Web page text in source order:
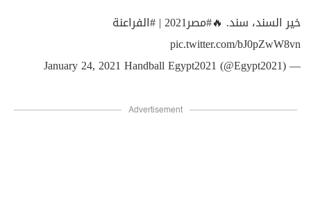
خير السند، سند. 🔥#مصر2021 |#الفراعنة
pic.twitter.com/bJ0pZwW8vn
— Handball Egypt2021 (@Egypt2021)
January 24, 2021
Advertisement